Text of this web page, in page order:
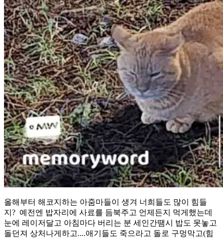
올해부터 해코지하는 아줌마들이 생겨 너희들도 많이 힘들
지? 예전엔 밥자리에 사료를 듬북주고 언제든지 먹게했는데
눈에 레이저달고 아침마다 버리는 분 세인간땜시 밥도 못놓고
돌던져 상처나게하고....애기들도 죽으라고 돌로 구멍막고(힘